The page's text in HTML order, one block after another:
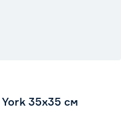
35х35 см